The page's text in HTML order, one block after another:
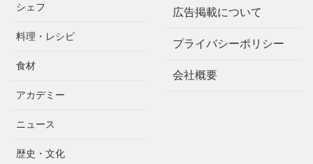
シェフ
料理・レシピ
食材
アカデミー
ニュース
歴史・文化
広告掲載について
プライバシーポリシー
会社概要